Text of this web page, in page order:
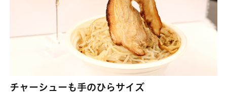
チャーシューも手のひらサイズ